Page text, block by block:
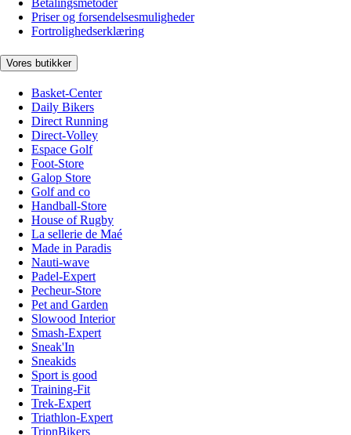
Betalingsmetoder
Priser og forsendelsesmuligheder
Fortrolighedserklæring
Vores butikker
Basket-Center
Daily Bikers
Direct Running
Direct-Volley
Espace Golf
Foot-Store
Galop Store
Golf and co
Handball-Store
House of Rugby
La sellerie de Maé
Made in Paradis
Nauti-wave
Padel-Expert
Pecheur-Store
Pet and Garden
Slowood Interior
Smash-Expert
Sneak'In
Sneakids
Sport is good
Training-Fit
Trek-Expert
Triathlon-Expert
TripnBikers